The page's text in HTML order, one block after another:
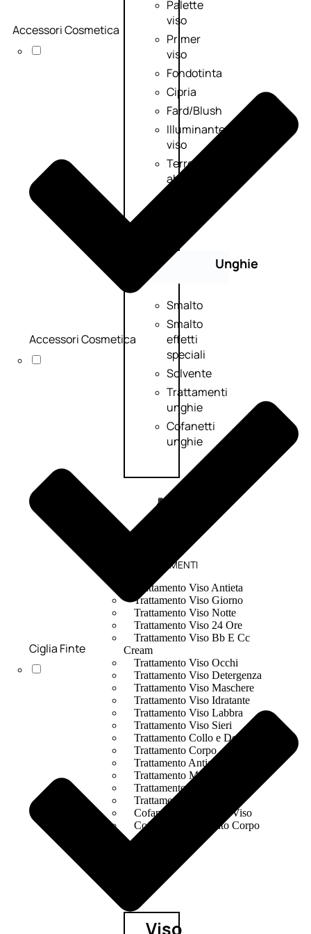
Palette
viso
Primer
viso
Fondotinta
Cipria
Fard/Blush
Illuminante
viso
Terre
abbronzanti
Unghie
Smalto
Smalto
effetti
speciali
Solvente
Trattamenti
unghie
Cofanetti
unghie
TRATTAMENTI
Trattamento Viso Antieta
Trattamento Viso Giorno
Trattamento Viso Notte
Trattamento Viso 24 Ore
Trattamento Viso Bb E Cc
Cream
Trattamento Viso Occhi
Trattamento Viso Detergenza
Trattamento Viso Maschere
Trattamento Viso Idratante
Trattamento Viso Labbra
Trattamento Viso Sieri
Trattamento Collo e Decolleté
Trattamento Corpo
Trattamento Anticellulite
Trattamento Mani e Piedi
Trattamento Unghie
Trattamento Deodoranti
Cofanetti Trattamento Viso
Cofanetti Trattamento Corpo
Viso
Accessori Cosmetica
Accessori Cosmetica
Ciglia Finte